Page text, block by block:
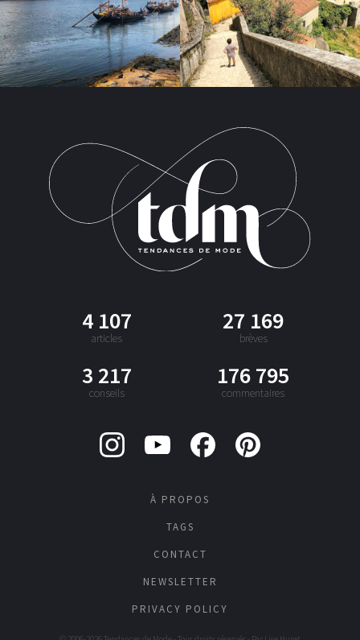
4 107
articles
27 169
brèves
3 217
conseils
176 795
commentaires
À PROPOS
TAGS
CONTACT
NEWSLETTER
PRIVACY POLICY